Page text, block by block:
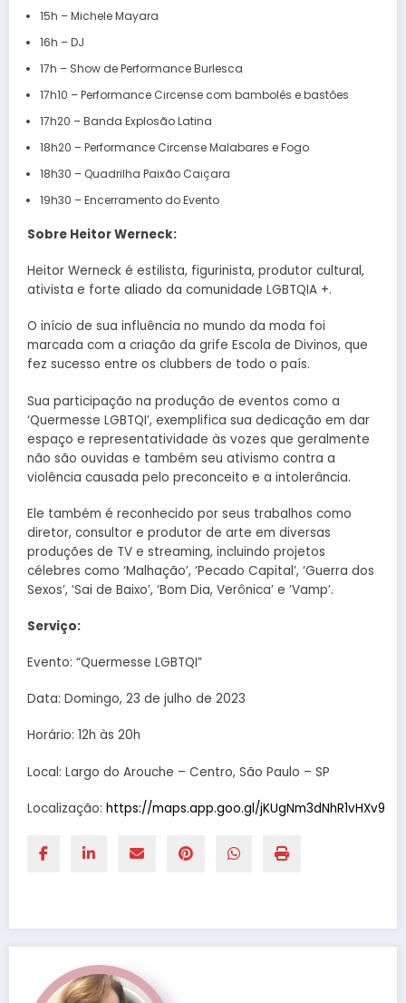
15h – Michele Mayara
16h – DJ
17h – Show de Performance Burlesca
17h10 – Performance Circense com bambolês e bastões
17h20 – Banda Explosão Latina
18h20 – Performance Circense Malabares e Fogo
18h30 – Quadrilha Paixão Caiçara
19h30 – Encerramento do Evento
Sobre Heitor Werneck:
Heitor Werneck é estilista, figurinista, produtor cultural,
ativista e forte aliado da comunidade LGBTQIA +.
O início de sua influência no mundo da moda foi
marcada com a criação da grife Escola de Divinos, que
fez sucesso entre os clubbers de todo o país.
Sua participação na produção de eventos como a
‘Quermesse LGBTQI’, exemplifica sua dedicação em dar
espaço e representatividade às vozes que geralmente
não são ouvidas e também seu ativismo contra a
violência causada pelo preconceito e a intolerância.
Ele também é reconhecido por seus trabalhos como
diretor, consultor e produtor de arte em diversas
produções de TV e streaming, incluindo projetos
célebres como ‘Malhação’, ‘Pecado Capital’, ‘Guerra dos
Sexos’, ‘Sai de Baixo’, ‘Bom Dia, Verônica’ e ‘Vamp’.
Serviço:
Evento: “Quermesse LGBTQI”
Data: Domingo, 23 de julho de 2023
Horário: 12h às 20h
Local: Largo do Arouche – Centro, São Paulo – SP
Localização: https://maps.app.goo.gl/jKUgNm3dNhR1vHXv9